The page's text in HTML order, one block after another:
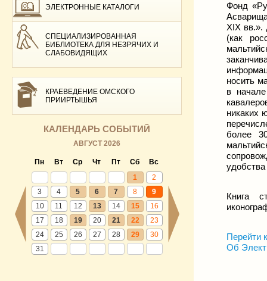
ЭЛЕКТРОННЫЕ КАТАЛОГИ
СПЕЦИАЛИЗИРОВАННАЯ
БИБЛИОТЕКА ДЛЯ НЕЗРЯЧИХ И
СЛАБОВИДЯЩИХ
КРАЕВЕДЕНИЕ ОМСКОГО
ПРИИРТЫШЬЯ
КАЛЕНДАРЬ СОБЫТИЙ
АВГУСТ 2026
Пн Вт Ср Чт Пт Сб
Вс
1
2
3
4 5 6 7 8
9
10
11 12 13 14 15
16
17
18 19 20 21 22
23
24
25 26 27 28 29
30
31
Фонд
XIX вв.».
(как
носить
в
никаких
более
Книга
Перейти
Об